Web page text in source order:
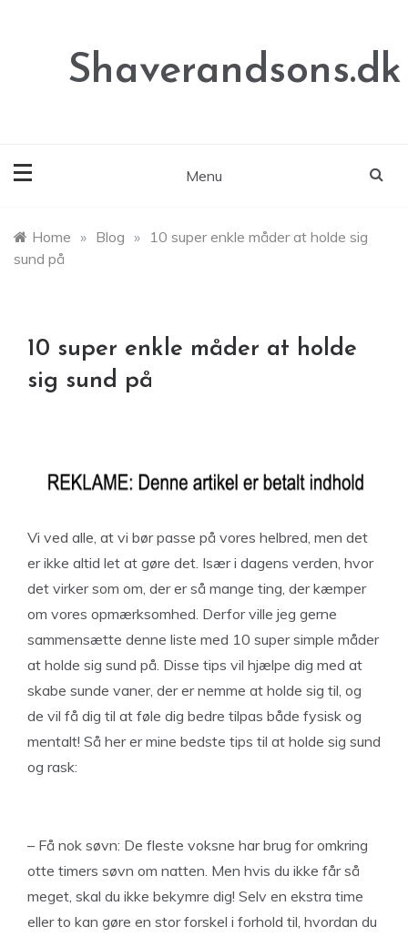
Shaverandsons.dk
Menu
Home » Blog » 10 super enkle måder at holde sig
sund på
10 super enkle måder at holde
sig sund på
Vi ved alle, at vi bør passe på vores helbred, men det
er ikke altid let at gøre det. Især i dagens verden, hvor
det virker som om, der er så mange ting, der kæmper
om vores opmærksomhed. Derfor ville jeg gerne
sammensætte denne liste med 10 super simple måder
at holde sig sund på. Disse tips vil hjælpe dig med at
skabe sunde vaner, der er nemme at holde sig til, og
de vil få dig til at føle dig bedre tilpas både fysisk og
mentalt! Så her er mine bedste tips til at holde sig sund
og rask:
– Få nok søvn: De fleste voksne har brug for omkring
otte timers søvn om natten. Men hvis du ikke får så
meget, skal du ikke bekymre dig! Selv en ekstra time
eller to kan gøre en stor forskel i forhold til, hvordan du